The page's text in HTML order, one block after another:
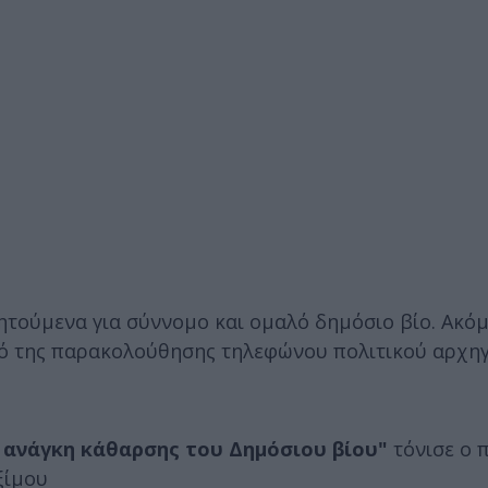
για σύννομο και ομαλό δημόσιο βίο.
παρακολούθησης τηλεφώνου πολιτικού
κάθαρσης του Δημόσιου βίου" τόνισε ο